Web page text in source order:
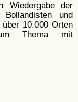
Wiedergabe der
und
10.000 Orten
Thema mit